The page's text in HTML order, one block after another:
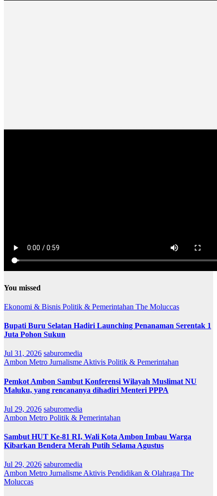
You missed
Ekonomi & Bisnis Politik & Pemerintahan The Moluccas
Bupati Buru Selatan Hadiri Launching Penanaman Serentak 1
Juta Pohon Sukun
Jul 31, 2026 saburomedia
Ambon Metro Jurnalisme Aktivis Politik & Pemerintahan
Pemkot Ambon Sambut Konferensi Wilayah Muslimat NU
Maluku, yang rencananya dihadiri Menteri PPPA
Jul 29, 2026 saburomedia
Ambon Metro Politik & Pemerintahan
Sambut HUT Ke-81 RI, Wali Kota Ambon Imbau Warga
Kibarkan Bendera Merah Putih Selama Agustus
Jul 29, 2026 saburomedia
Ambon Metro Jurnalisme Aktivis Pendidikan & Olahraga The
Moluccas